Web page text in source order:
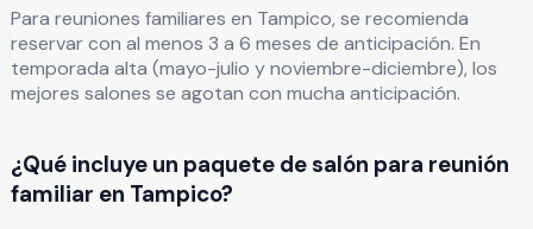
Para reuniones familiares en Tampico, se recomienda
reservar con al menos 3 a 6 meses de anticipación. En
temporada alta (mayo-julio y noviembre-diciembre), los
mejores salones se agotan con mucha anticipación.
¿Qué incluye un paquete de salón para reunión
familiar en Tampico?